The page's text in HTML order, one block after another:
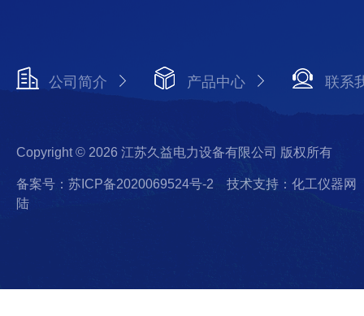
公司简介 产品中心 联系
Copyright © 2026 江苏久益电力设备有限公司 版权所有
备案号：苏ICP备2020069524号-2
技术支持：化工仪器网
陆